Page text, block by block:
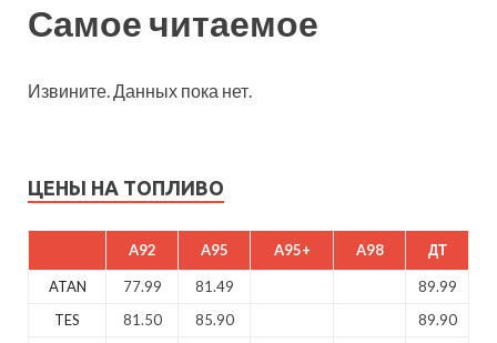
Самое читаемое
Извините. Данных пока нет.
ЦЕНЫ НА ТОПЛИВО
A92 A95 A95+ A98 ДТ
ATAN 77.99 81.49
89.99
TES
81.50 85.90
89.90